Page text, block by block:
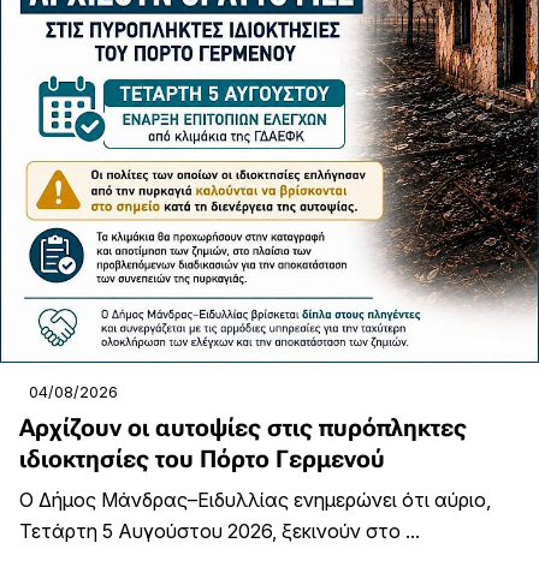
04/08/2026
Αρχίζουν οι αυτοψίες στις πυρόπληκτες
ιδιοκτησίες του Πόρτο Γερμενού
Ο Δήμος Μάνδρας–Ειδυλλίας ενημερώνει ότι αύριο,
Τετάρτη 5 Αυγούστου 2026, ξεκινούν στο ...